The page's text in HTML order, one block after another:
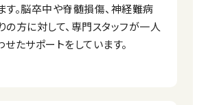
す。脳卒中や脊髄損傷、神経難病
の方に対して、専門スタッフが一人
たサポートをしています。